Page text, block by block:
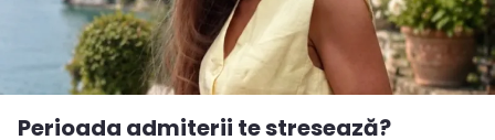
Perioada admiterii te stresează?